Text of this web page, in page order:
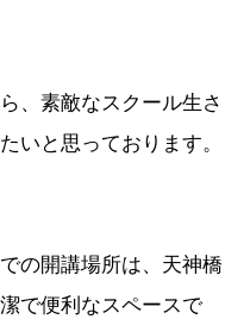
、素敵なスクール生さ
いと思っております。
の開講場所は、天神橋
で便利なスペースで